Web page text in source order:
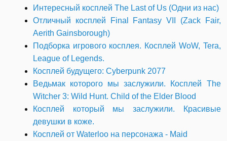
Интересный косплей The Last of Us (Одни из нас)
Отличный косплей Final Fantasy VII (Zack Fair,
Aerith Gainsborough)
Подборка игрового косплея. Косплей WoW, Tera,
League of Legends.
Косплей будущего: Cyberpunk 2077
Ведьмак которого мы заслужили. Косплей The
Witcher 3: Wild Hunt. Child of the Elder Blood
Косплей который мы заслужили. Красивые
девушки в коже.
Косплей от Waterloo на персонажа - Maid